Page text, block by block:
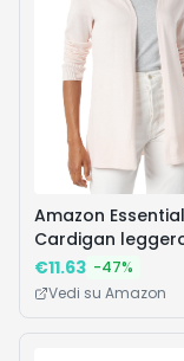
Amazon
Cardigan
donna aperto sul
davanti
pallido, M
€11.63 -47%
Vedi su Amazon